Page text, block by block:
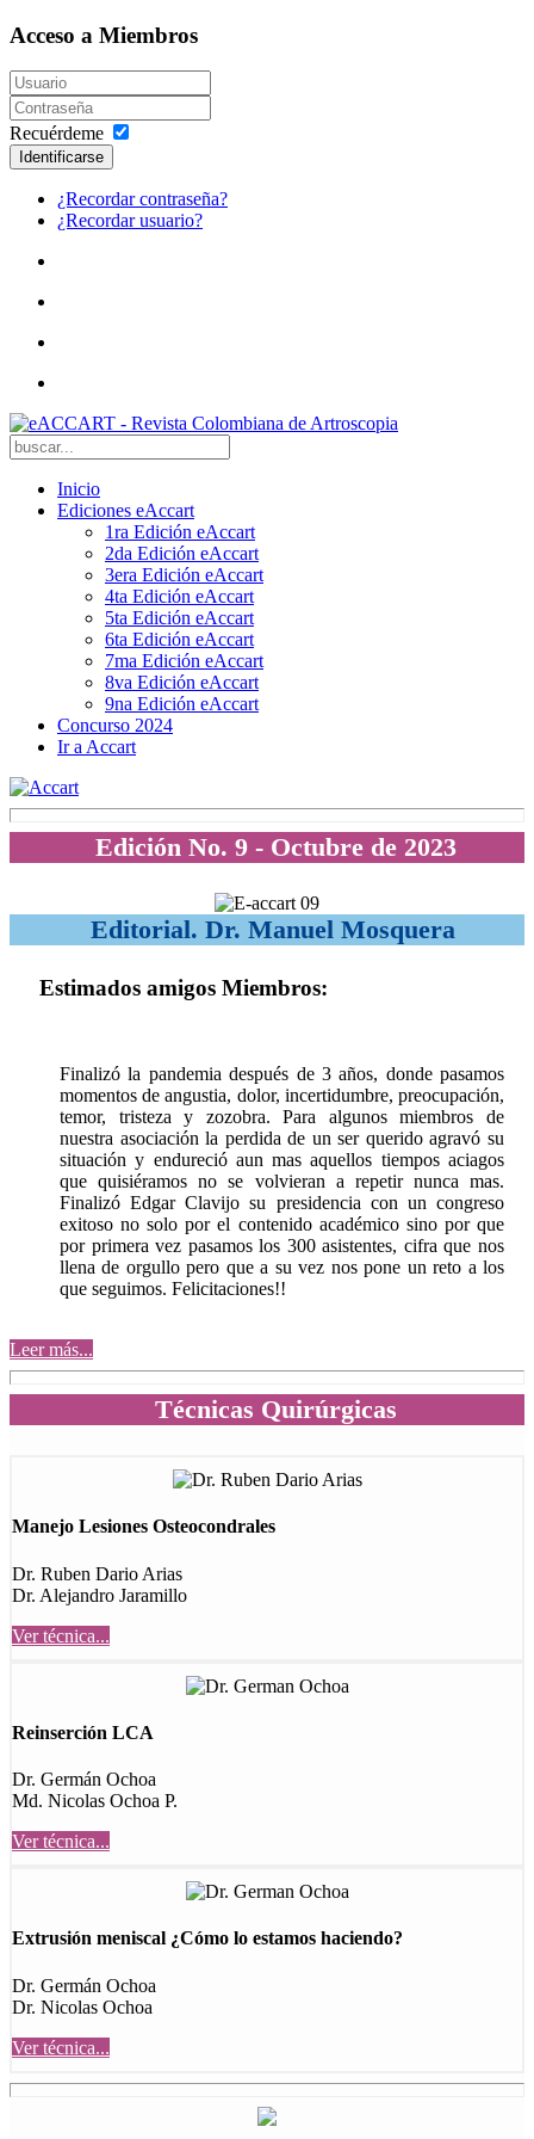
Acceso a Miembros
Recuérdeme
Identificarse
¿Recordar contraseña?
¿Recordar usuario?
Inicio
Ediciones eAccart
1ra Edición eAccart
2da Edición eAccart
3era Edición eAccart
4ta Edición eAccart
5ta Edición eAccart
6ta Edición eAccart
7ma Edición eAccart
8va Edición eAccart
9na Edición eAccart
Concurso 2024
Ir a Accart
Edición No. 9 - Octubre de 2023
Editorial. Dr. Manuel Mosquera
Estimados amigos Miembros:
Finalizó la pandemia después de 3 años, donde pasamos
momentos de angustia, dolor, incertidumbre, preocupación,
temor, tristeza y zozobra. Para algunos miembros de
nuestra asociación la perdida de un ser querido agravó su
situación y endureció aun mas aquellos tiempos aciagos
que quisiéramos no se volvieran a repetir nunca mas.
Finalizó Edgar Clavijo su presidencia con un congreso
exitoso no solo por el contenido académico sino por que
por primera vez pasamos los 300 asistentes, cifra que nos
llena de orgullo pero que a su vez nos pone un reto a los
que seguimos. Felicitaciones!!
Leer más...
Técnicas Quirúrgicas
Manejo Lesiones Osteocondrales
Dr. Ruben Dario Arias
Dr. Alejandro Jaramillo
Ver técnica...
Reinserción LCA
Dr. Germán Ochoa
Md. Nicolas Ochoa P.
Ver técnica...
Extrusión meniscal ¿Cómo lo estamos haciendo?
Dr. Germán Ochoa
Dr. Nicolas Ochoa
Ver técnica...